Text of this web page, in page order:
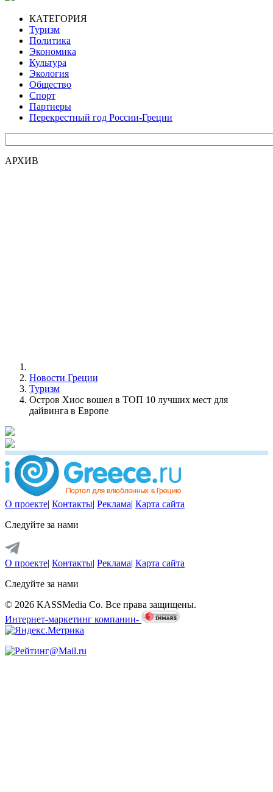
КАТЕГОРИЯ
Туризм
Политика
Экономика
Культура
Экология
Общество
Спорт
Партнеры
Перекрестный год России-Греции
АРХИВ
Новости Греции
Туризм
Остров Хиос вошел в ТОП 10 лучших мест для
дайвинга в Европе
О проекте| Контакты| Реклама| Карта сайта
Следуйте за нами
О проекте| Контакты| Реклама| Карта сайта
Следуйте за нами
© 2026 KASSMedia Co. Все права защищены.
Интернет-маркетинг компании-